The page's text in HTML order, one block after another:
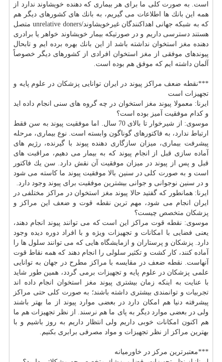
است. به صورت كلی ما برای هر بیماری كه دهنده خویشاوند ندارد از
همه این بانك ها اطلاعات می گیریم، به بانك های كشورهای دیگر هم
كه به شبكه جهانی اهداكنندگان غیرخویشاوند/unrelative doners متصل
هستند دسترسی داریم و در صورتیكه بیمار خویشاوند خواهر یا برادری
دهنده مغز
استخوان نداشته باشد از این بانك بهره برده ایم و تابحال
پیوندهای موفقی از مغز
استخوان افرادی از كشورهای دیگر خصوصاً
آلمان داشته ایم كه موفق هم بوده است.
***نقطه ضعف مراكز پیوند در ایران توانایی پزشكان در علوم پایه و
تجهیزات است
ایرنا: معمولا پیوند مغز
استخوان در چه گروه های سنی انجام داده اید
و كدام موفقیت آمیز بوده است؟
موسوی: از شیرخوار تا بالای 70 سال. اما موفقیت پیوند به سن فقط
ارتباط ندارد، به فاكتورهای گوناگون وابسته است. نوع بیماری، مرحله
پیشرفت بیماری، میزان سازگاری دهنده پیوند با گیرنده، رژیم های
آماده سازی قبل از انجام پیوند كه به بیمار می دهیم، مراقبت های
قبل و پس از پیوند در میزان موفقیت آن نقش دارد. سن یك فاكتور
است و به صورت كلی در سنین بالا موفقیت پیوند ما كاسته می شود
و در سنین نوجوانی و جوانی بیشترین موفقیت برای پیوند وجود دارد.
ایرنا: همانطور كه گفتید حالا پیوند مغز
استخوان در مراكز مختلفی در
ایران انجام می شود، مهم ترین نقطه قوت و ضعف این مراكز و
پزشكان متخصص چیست؟
موسوی: نقطه قوت مراكز این است كه می توانند پیوند انجام دهند،
یعنی فضایی با امكانات و تجهیزات ویژه و با افراد دوره دیده وجود
دارد. پزشكان و پرستاران و ازمایشگاه هایی كه می توانند سلول ها را
آماده كنند، كار كشت و تكثیر سلولی را انجام دهند كه همه نقاط قوت
آنهاست. نقطه ضعف در مقایسه با مراكز مطرح در جهان به توانایی
علمی پزشكان در علوم پایه و تجهیزات برمی گردد، همین طور شاید
با عنایت به اینكه زمان بیشتری پیوند مغز
استخوان انجام داده اند
تجربیات و توانمندی بیشتری داشته باشند؛ به صورت كلی حتی مراكز
پیشرفته دنیا هم امكان دارد در بعضی موارد پیوند از ما بهتر باشند
ولی در بعضی موارد دیگر به پای ما هم نرسند. از نظر تجهیزات هم ما
هم اكنون امكانات خوبی داریم ولی انتظار داریم به روز باشیم و با
بهترین مراكز از نظر تجهیزات و مواد مصرفی برابری بكنیم.
***معتبرترین مركز در خاورمیانه